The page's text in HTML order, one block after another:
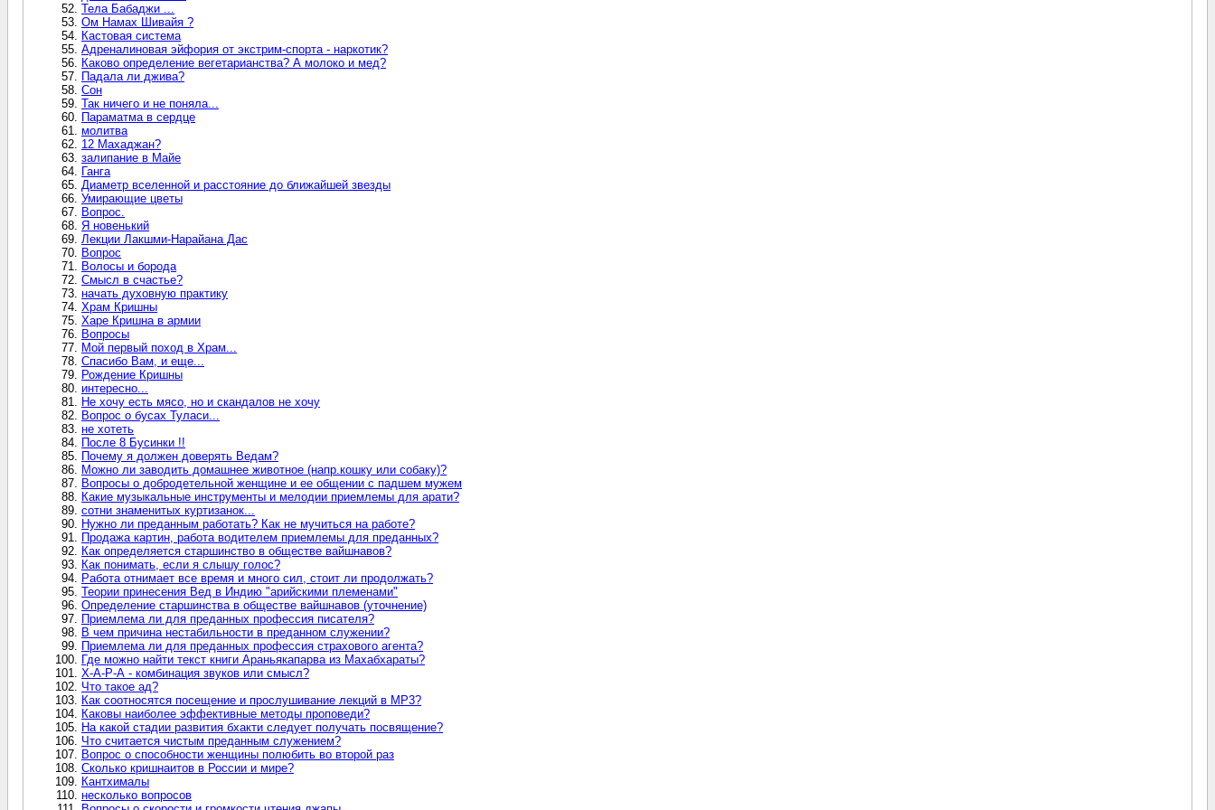
Тела Бабаджи ...
Ом Намах Шивайя ?
Кастовая система
Адреналиновая эйфория от экстрим-спорта - наркотик?
Каково определение вегетарианства? А молоко и мед?
Падала ли джива?
Сон
Так ничего и не поняла...
Параматма в сердце
молитва
12 Махаджан?
залипание в Майе
Ганга
Диаметр вселенной и расстояние до ближайшей звезды
Умирающие цветы
Вопрос.
Я новенький
Лекции Лакшми-Нарайана Дас
Вопрос
Волосы и борода
Смысл в счастье?
начать духовную практику
Храм Кришны
Харе Кришна в армии
Вопросы
Мой первый поход в Храм...
Спасибо Вам, и еще...
Рождение Кришны
интересно...
Не хочу есть мясо, но и скандалов не хочу
Вопрос о бусах Туласи...
не хотеть
После 8 Бусинки !!
Почему я должен доверять Ведам?
Можно ли заводить домашнее животное (напр.кошку или собаку)?
Вопросы о добродетельной женщине и ее общении с падшем мужем
Какие музыкальные инструменты и мелодии приемлемы для арати?
сотни знаменитых куртизанок...
Нужно ли преданным работать? Как не мучиться на работе?
Продажа картин, работа водителем приемлемы для преданных?
Как определяется старшинство в обществе вайшнавов?
Как понимать, если я слышу голос?
Работа отнимает все время и много сил, стоит ли продолжать?
Теории принесения Вед в Индию "арийскими племенами"
Определение старшинства в обществе вайшнавов (уточнение)
Приемлема ли для преданных профессия писателя?
В чем причина нестабильности в преданном служении?
Приемлема ли для преданных профессия страхового агента?
Где можно найти текст книги Араньякапарва из Махабхараты?
Х-А-Р-А - комбинация звуков или смысл?
Что такое ад?
Как соотносятся посещение и прослушивание лекций в МР3?
Каковы наиболее эффективные методы проповеди?
На какой стадии развития бхакти следует получать посвящение?
Что считается чистым преданным служением?
Вопрос о способности женщины полюбить во второй раз
Сколько кришнаитов в России и мире?
Кантхималы
несколько вопросов